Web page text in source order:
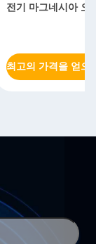
전기 마그네시아 오
최고의 가격을 얻으